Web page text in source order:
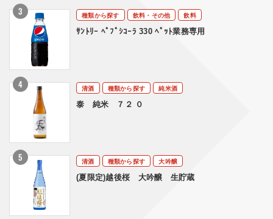
種類から探す 飲料・その他
飲料
ｻﾝﾄﾘｰ ﾍﾟﾌﾟｼｺｰﾗ 330 ﾍﾟｯﾄ業務専用
清酒 種類から探す
純米酒
泰 純米 ７２ ０
清酒 種類から探す
大吟醸
(夏限定)越後桜 大吟醸 生貯蔵